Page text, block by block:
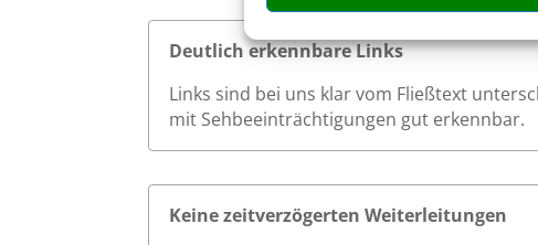
Deutlich erkennbare Links
Links sind bei uns klar vom Fließtext
mit Sehbeeinträchtigungen gut erkennbar.
Keine zeitverzögerten Weiterleitungen